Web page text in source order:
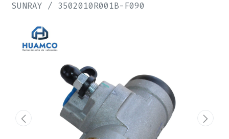
SUNRAY / 3502010R001B-F090